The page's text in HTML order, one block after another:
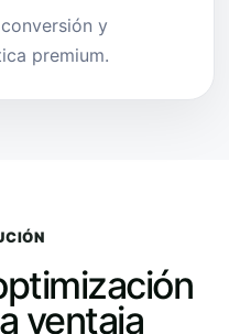
y
premium.
ventaja